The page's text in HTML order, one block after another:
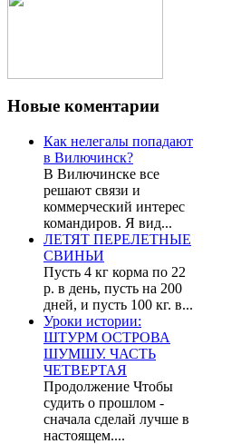
Новые коментарии
Как нелегалы попадают
в Вилючинск?
В Вилючинске все
решают связи и
коммерческий интерес
командиров. Я вид...
ЛЕТЯТ ПЕРЕЛЕТНЫЕ
СВИНЬИ
Пусть 4 кг корма по 22
р. в день, пусть на 200
дней, и пусть 100 кг. в...
Уроки истории:
ШТУРМ ОСТРОВА
ШУМШУ. ЧАСТЬ
ЧЕТВЕРТАЯ
Продолжение Чтобы
судить о прошлом -
сначала сделай лучше в
настоящем....